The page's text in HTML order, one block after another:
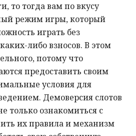
то тогда вам по вкусу
режим игры, который
играть без
либо взносов. В этом
потому что
предоставить своим
условия для
Демоверсия слотов
только ознакомиться с
их правила и механизм